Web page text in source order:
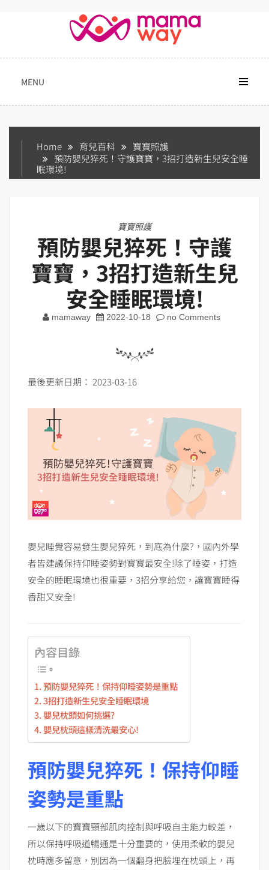
MENU
Home 育兒百科
寶寶照護
預防嬰兒猝死！守護寶寶，3招打造新生兒安全睡
眠環境!
寶寶照護
預防嬰兒猝死！守護
寶寶，3招打造新生兒
安全睡眠環境!
mamaway 2022-10-18 no Comments
最後更新日期： 2023-03-16
嬰兒睡覺容易發生嬰兒猝死，到底為什麼?，國內外學
者皆建議保持仰睡姿勢對寶寶最安全!除了睡姿，打造
安全的睡眠環境也很重要，3招分享給您，讓寶寶睡得
香甜又安全!
內容目錄
預防嬰兒猝死！保持仰睡姿勢是重點
3招打造新生兒安全睡眠環境
嬰兒枕頭如何挑選?
嬰兒枕頭這樣清洗最安心!
預防嬰兒猝死！保持仰睡
姿勢是重點
一歲以下的寶寶頸部肌肉控制與呼吸自主能力較差，
所以保持呼吸道暢通是十分重要的，使用柔軟的嬰兒
枕時應多留意，別因為一個翻身把臉埋在枕頭上，再